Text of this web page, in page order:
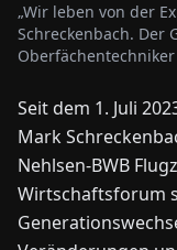
KONTAKT
ZU
UNS
„Wir leben von der
Schreckenbach. Der
Seit dem 1. Juli
Mark
Nehlsen-BWB
Wirtschaftsforum